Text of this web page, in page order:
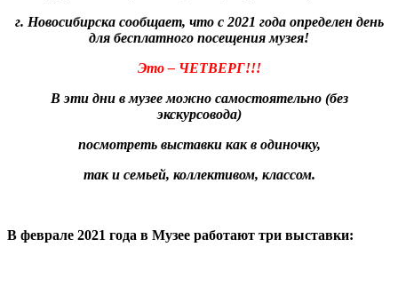
г. Новосибирска сообщает, что с 2021 года определен день
для бесплатного посещения музея!
Это – ЧЕТВЕРГ!!!
В эти дни в музее можно самостоятельно (без
экскурсовода)
посмотреть выставки как в одиночку,
так и семьей, коллективом, классом.
В феврале 2021 года в Музее работают три выставки: